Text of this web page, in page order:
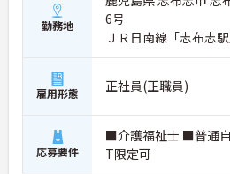
勤務地
6号
ＪＲ日南線「志布志
雇用形態 正社員(正職員)
応募要件
■介護福祉士 ■普通
T限定可